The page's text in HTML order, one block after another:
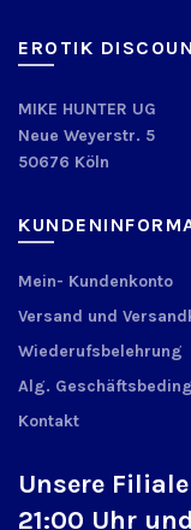
EROTIK
MIKE HUNTER UG
Neue Weyerstr. 5
50676 Köln
Mein- Kundenkonto
Versand und
Wiederufsbelehrung
Alg.
Kontakt
Unsere
21:00 Uhr